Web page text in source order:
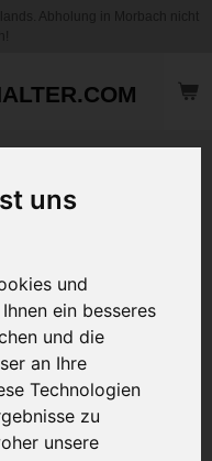
uns
und
ein besseres
und die
an Ihre
Technologien
zu
unsere
/ Tasse -
bei der
€
Versandkosten
Art